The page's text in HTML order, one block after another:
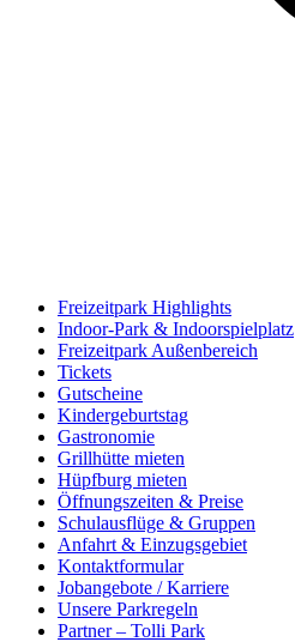
Freizeitpark Highlights
Indoor-Park & Indoorspielplatz
Freizeitpark Außenbereich
Tickets
Gutscheine
Kindergeburtstag
Gastronomie
Grillhütte mieten
Hüpfburg mieten
Öffnungszeiten & Preise
Schulausflüge & Gruppen
Anfahrt & Einzugsgebiet
Kontaktformular
Jobangebote / Karriere
Unsere Parkregeln
Partner – Tolli Park